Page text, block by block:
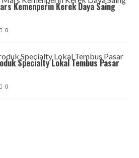
Kemenperin Kerek Daya Saing
0
Specialty Lokal Tembus Pasar
0